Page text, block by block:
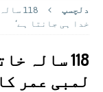
دلچسپ
118
خدا ہی جانتا ہے‘
118 سالہ
لمبی عمر